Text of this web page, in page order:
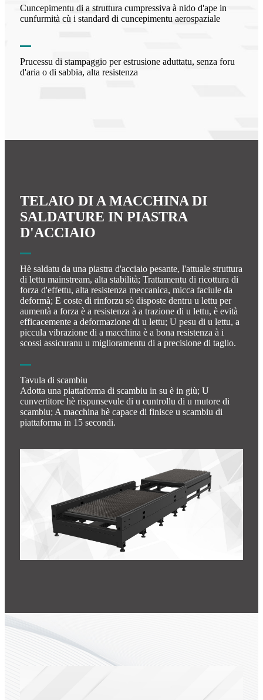
Cuncepimentu di a struttura cumpressiva à nido d'ape in
cunfurmità cù i standard di cuncepimentu aerospaziale
Prucessu di stampaggio per estrusione aduttatu, senza foru
d'aria o di sabbia, alta resistenza
TELAIO DI A MACCHINA DI
SALDATURE IN PIASTRA
D'ACCIAIO
Hè saldatu da una piastra d'acciaio pesante, l'attuale struttura
di lettu mainstream, alta stabilità; Trattamentu di ricottura di
forza d'effettu, alta resistenza meccanica, micca faciule da
deformà; E coste di rinforzu sò disposte dentru u lettu per
aumentà a forza è a resistenza à a trazione di u lettu, è evità
efficacemente a deformazione di u lettu; U pesu di u lettu, a
piccula vibrazione di a macchina è a bona resistenza à i
scossi assicuranu u miglioramentu di a precisione di taglio.
Tavula di scambiu
Adotta una piattaforma di scambiu in su è in giù; U
cunvertitore hè rispunsevule di u cuntrollu di u mutore di
scambiu; A macchina hè capace di finisce u scambiu di
piattaforma in 15 secondi.